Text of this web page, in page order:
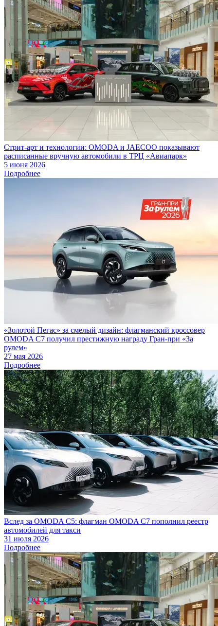
Стрит-арт и технологии: OMODA и JAECOO показывают
расписанные вручную автомобили в ТРЦ «Авиапарк»
5 июня 2026
Подробнее
«Золотой Пегас» за смелый дизайн: флагманский кроссовер
OMODA C7 получил престижную награду Гран-при «За
рулем»
27 мая 2026
Подробнее
Вслед за OMODA C5: флагман OMODA C7 пополнил реестр
автомобилей для такси
31 июля 2026
Подробнее